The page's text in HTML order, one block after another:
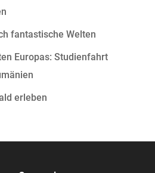
fantastische Welten
Europas: Studienfahrt
erleben